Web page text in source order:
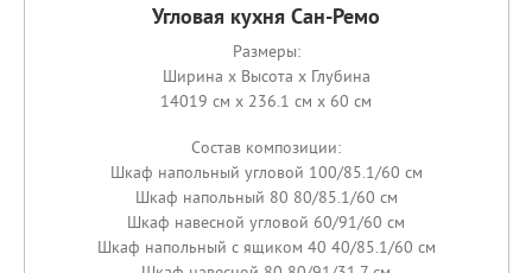
Угловая кухня Сан-Ремо
Размеры:
Ширина x Высота x Глубина
14019 см x 236.1 см x 60 см
Состав композиции:
Шкаф напольный угловой 100/85.1/60 см
Шкаф напольный 80 80/85.1/60 см
Шкаф навесной угловой 60/91/60 см
Шкаф напольный с ящиком 40 40/85.1/60 см